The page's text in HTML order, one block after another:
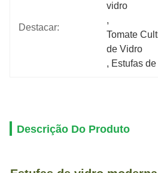
Destacar:
vidro
,
Tomate
de Vidro
, Estufas
Descrição Do Produto